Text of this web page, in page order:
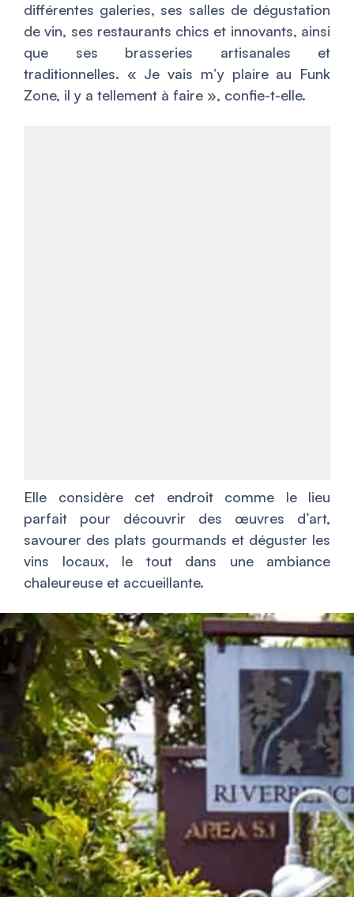
différentes galeries, ses salles de dégustation
de vin, ses restaurants chics et innovants, ainsi
que ses brasseries artisanales et
traditionnelles. « Je vais m’y plaire au Funk
Zone, il y a tellement à faire », confie-t-elle.
Elle considère cet endroit comme le lieu
parfait pour découvrir des œuvres d’art,
savourer des plats gourmands et déguster les
vins locaux, le tout dans une ambiance
chaleureuse et accueillante.